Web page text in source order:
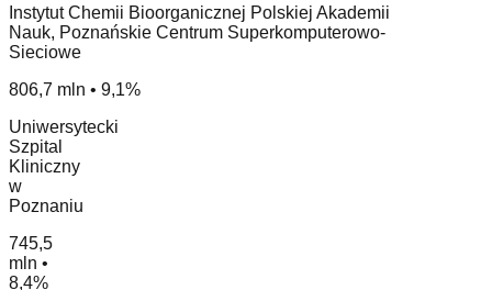
Instytut Chemii Bioorganicznej Polskiej Akademii
Nauk, Poznańskie Centrum Superkomputerowo-
Sieciowe
806,7 mln • 9,1%
Uniwersytecki
Szpital
Kliniczny
w
Poznaniu
745,5
mln •
8,4%